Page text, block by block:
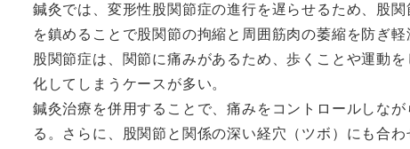
鍼灸では、変形性股関節症の進行を遅らせるため、股
を鎮めることで股関節の拘縮と周囲筋肉の萎縮を防ぎ軽
股関節症は、関節に痛みがあるため、歩くことや運動
化してしまうケースが多い。
鍼灸治療を併用することで、痛みをコントロールしな
る。さらに、股関節と関係の深い経穴（ツボ）にも合